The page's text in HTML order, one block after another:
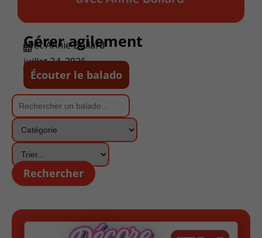
Gérer agilement
Avec Annie Boilard
juillet 24, 2026
Écouter le balado
Rechercher